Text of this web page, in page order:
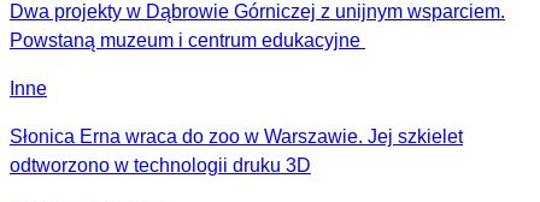
Dwa projekty w Dąbrowie Górniczej z unijnym wsparciem.
Powstaną muzeum i centrum edukacyjne
Inne
Słonica Erna wraca do zoo w Warszawie. Jej szkielet
odtworzono w technologii druku 3D